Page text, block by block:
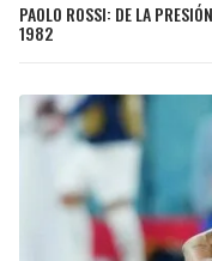
PAOLO ROSSI: DE LA
1982